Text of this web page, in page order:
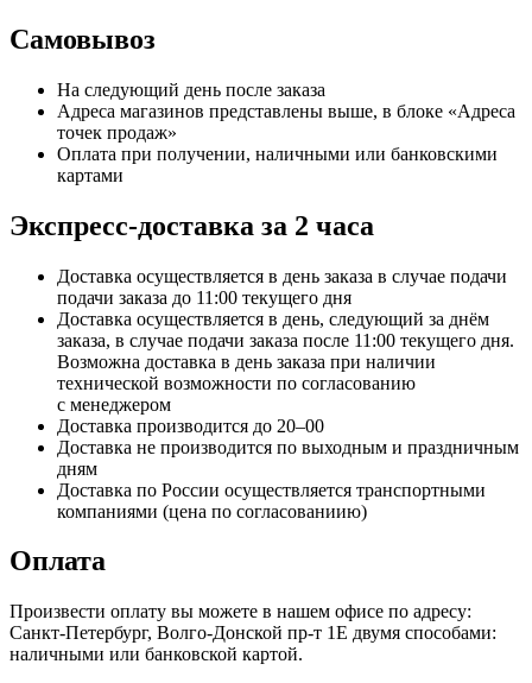
Самовывоз
На следующий день после заказа
Адреса магазинов представлены выше, в блоке «Адреса
точек продаж»
Оплата при получении, наличными или банковскими
картами
Экспресс-доставка за 2 часa
Доставка осуществляется в день заказа в случае подачи
подачи заказа до 11:00 текущего дня
Доставка осуществляется в день, следующий за днём
заказа, в случае подачи заказа после 11:00 текущего дня.
Возможна доставка в день заказа при наличии
технической возможности по согласованию
с менеджером
Доставка производится до 20–00
Доставка не производится по выходным и праздничным
дням
Доставка по России осуществляется транспортными
компаниями (цена по согласованиию)
Оплата
Произвести оплату вы можете в нашем офисе по адресу:
Санкт-Петербург, Волго-Донской пр-т 1Е двумя способами:
наличными или банковской картой.